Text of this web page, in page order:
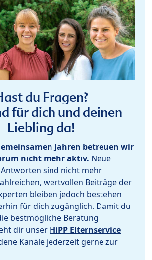
du Fragen?
für dich und deinen
Liebling da!
Jahren betreuen wir
nicht mehr aktiv. Neue
sind nicht mehr
wertvollen Beiträge der
bleiben jedoch bestehen
für dich zugänglich. Damit du
bestmögliche Beratung
dir unser HiPP Elternservice
Kanäle jederzeit gerne zur